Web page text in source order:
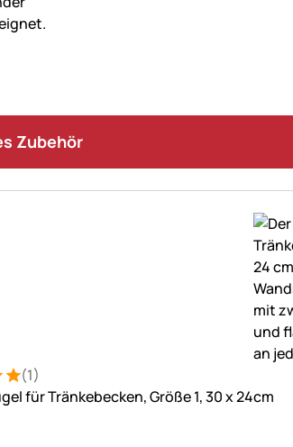
Zubehör
5 von 5 (1 Bewertungen)
(1)
für Tränkebecken, Größe 1, 30 x 24cm